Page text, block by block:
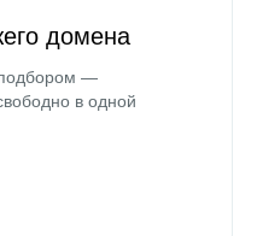
домена
подбором —
в одной